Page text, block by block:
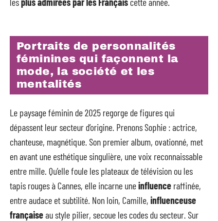
Portraits de personnalités
féminines qui façonnent la
mode, la société et les
mentalités
Le paysage féminin de 2025 regorge de figures qui
dépassent leur secteur d’origine. Prenons Sophie : actrice,
chanteuse, magnétique. Son premier album, ovationné, met
en avant une esthétique singulière, une voix reconnaissable
entre mille. Qu’elle foule les plateaux de télévision ou les
tapis rouges à Cannes, elle incarne uneinfluence raffinée,
entre audace et subtilité. Non loin, Camille, influenceuse
françaiseau style pilier, secoue les codes du secteur. Sur